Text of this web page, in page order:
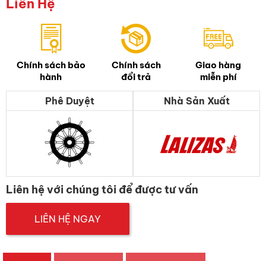
Chính sách bảo
hành
Chính sách
đổi trả
Giao hàng
miễn phí
Phê Duyệt Nhà Sản Xuất
Liên hệ với chúng tôi để được tư vấn
LIÊN HỆ NGAY